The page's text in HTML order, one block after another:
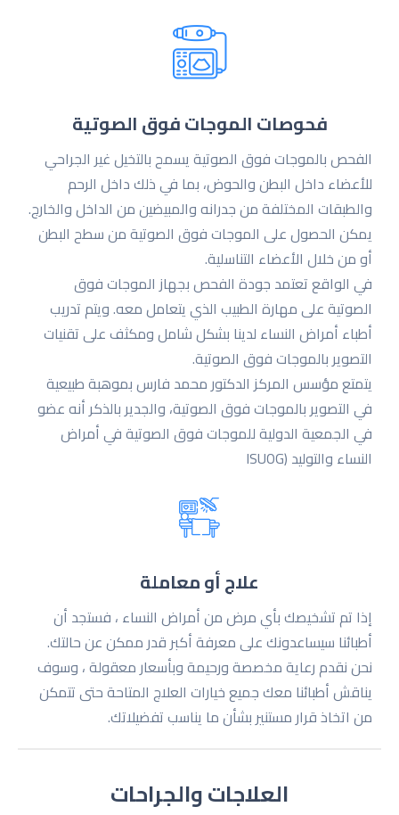
فحوصات الموجات فوق الصوتية
الفحص بالموجات فوق الصوتیة یسمح بالتخیل غیر الجراحي
للأعضاء داخل البطن والحوض، بما في ذلك داخل الرحم
والطبقات المختلفة من جدرانه والمبیضین من الداخل والخارج.
یمكن الحصول على الموجات فوق الصوتیة من سطح البطن
أو من خلال الأعضاء التناسلیة.
في الواقع تعتمد جودة الفحص بجهاز الموجات فوق
الصوتیة على مهارة الطبیب الذي یتعامل معه. ویتم تدریب
أطباء أمراض النساء لدینا بشكل شامل ومكثف على تقنیات
التصویر بالموجات فوق الصوتیة.
یتمتع مؤسس المركز الدكتور محمد فارس بموهبة طبیعیة
في التصویر بالموجات فوق الصوتیة، والجدیر بالذكر أنه عضو
في الجمعیة الدولیة للموجات فوق الصوتیة في أمراض
النساء والتولید (ISUOG
علاج أو معاملة
إذا تم تشخيصك بأي مرض من أمراض النساء ، فستجد أن
أطبائنا سيساعدونك على معرفة أكبر قدر ممكن عن حالتك.
نحن نقدم رعاية مخصصة ورحيمة وبأسعار معقولة ، وسوف
يناقش أطبائنا معك جميع خيارات العلاج المتاحة حتى تتمكن
من اتخاذ قرار مستنير بشأن ما يناسب تفضيلاتك.
العلاجات والجراحات